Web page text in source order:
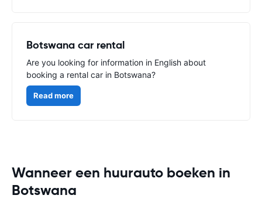
Botswana car rental
Are you looking for information in English about
booking a rental car in Botswana?
Read more
Wanneer een huurauto boeken in
Botswana